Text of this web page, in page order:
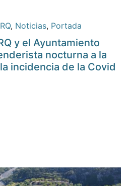
, Noticias, Portada
y el Ayuntamiento
nocturna a la
incidencia de la Covid